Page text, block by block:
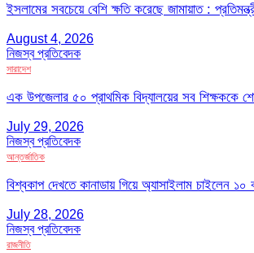
ইসলামের সবচেয়ে বেশি ক্ষতি করেছে জামায়াত :
August 4, 2026
নিজস্ব প্রতিবেদক
সারাদেশ
এক উপজেলার ৫০ প্রাথমিক বিদ্যালয়ের সব শিক্ষককে
July 29, 2026
নিজস্ব প্রতিবেদক
আন্তর্জাতিক
বিশ্বকাপ দেখতে কানাডায় গিয়ে অ্যাসাইলাম চাইলেন ১০
July 28, 2026
নিজস্ব প্রতিবেদক
রাজনীতি